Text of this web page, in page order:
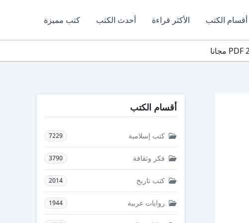
أقسام الكتب الأكثر قراءة أحدث الكتب كتب مميزة
أقسام الكتب
كتب إسلامية 7229
فكر وثقافة 3790
كتب تاريخ 2014
روايات عربية 1944